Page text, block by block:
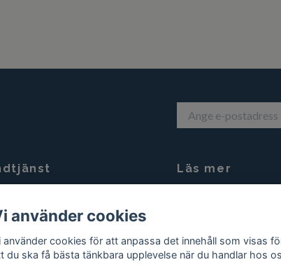
sagolikakeramik@gmail.comeller
Läs mer
använder cookies
använder cookies för att anpassa det innehåll som visas
du ska få bästa tänkbara upplevelse när du handlar hos